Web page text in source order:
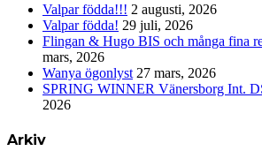
Valpar födda!!! 2 augusti, 2026
Valpar födda! 29 juli, 2026
Flingan & Hugo BIS och många fina
mars, 2026
Wanya ögonlyst 27 mars, 2026
SPRING WINNER Vänersborg Int.
2026
Arkiv